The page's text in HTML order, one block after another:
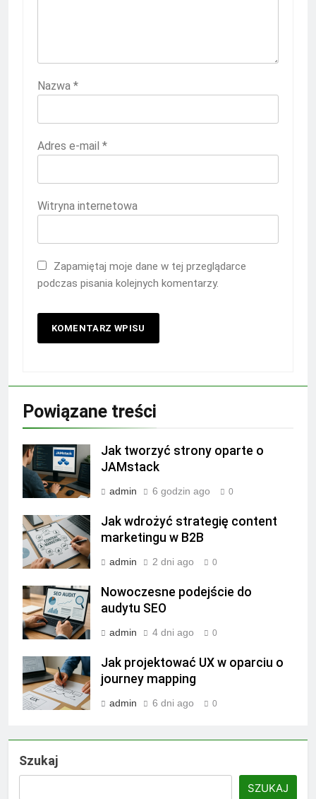
Nazwa *
Adres e-mail *
Witryna internetowa
Zapamiętaj moje dane w tej przeglądarce
podczas pisania kolejnych komentarzy.
Powiązane treści
Jak tworzyć strony oparte o
JAMstack
admin 6 godzin ago 0
Jak wdrożyć strategię content
marketingu w B2B
admin 2 dni ago 0
Nowoczesne podejście do
audytu SEO
admin 4 dni ago 0
Jak projektować UX w oparciu o
journey mapping
admin 6 dni ago 0
Szukaj
SZUKAJ